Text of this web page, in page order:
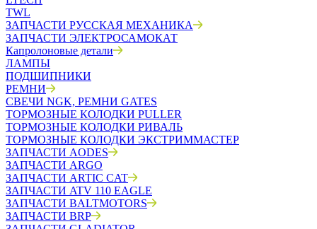
TWL
ЗАПЧАСТИ РУССКАЯ МЕХАНИКА
ЗАПЧАСТИ ЭЛЕКТРОСАМОКАТ
Капролоновые детали
ЛАМПЫ
ПОДШИПНИКИ
РЕМНИ
СВЕЧИ NGK, РЕМНИ GATES
ТОРМОЗНЫЕ КОЛОДКИ PULLER
ТОРМОЗНЫЕ КОЛОДКИ РИВАЛЬ
ТОРМОЗНЫЕ КОЛОДКИ ЭКСТРИММАСТЕР
ЗАПЧАСТИ AODES
ЗАПЧАСТИ ARGO
ЗАПЧАСТИ ARTIC CAT
ЗАПЧАСТИ ATV 110 EAGLE
ЗАПЧАСТИ BALTMOTORS
ЗАПЧАСТИ BRP